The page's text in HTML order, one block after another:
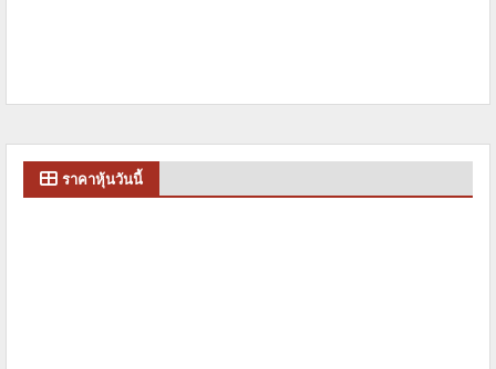
ราคาหุ้นวันนี้